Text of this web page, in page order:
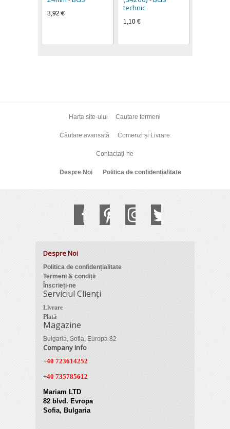
3,92 €
technic
1,10 €
Harta site-ului Cautare termeni
Căutare avansată Comenzi și Livrare
Contactați-ne
Despre Noi Politica de confidențialitate
Despre Noi
Politica de confidențialitate
Termeni & condiții
Înscrieți-ne
Serviciul Clienți
Livrare
Plată
Magazine
Bulgaria, Sofia, Europa 82
Company Info
+40 723614252
+40 735785612
Mariam LTD
82 blvd. Evropa
Sofia, Bulgaria